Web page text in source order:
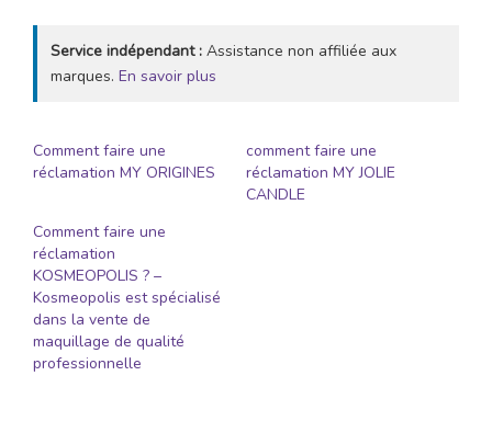
Service indépendant : Assistance non affiliée aux
marques. En savoir plus
Comment faire une
réclamation MY ORIGINES
comment faire une
réclamation MY JOLIE
CANDLE
Comment faire une
réclamation
KOSMEOPOLIS ? –
Kosmeopolis est spécialisé
dans la vente de
maquillage de qualité
professionnelle